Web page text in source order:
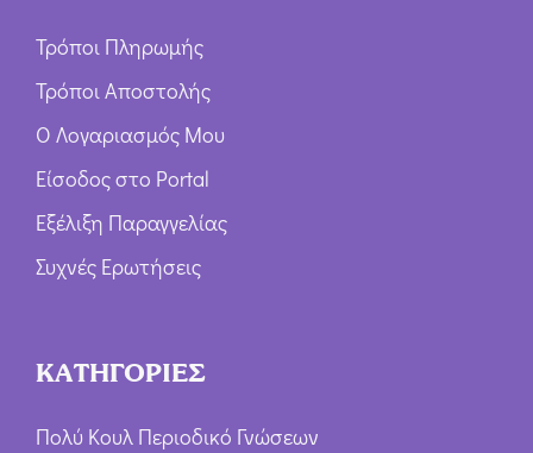
Τρόποι Πληρωμής
Τρόποι Αποστολής
Ο Λογαριασμός Μου
Είσοδος στο Portal
Εξέλιξη Παραγγελίας
Συχνές Ερωτήσεις
ΚΑΤΗΓΟΡΙΕΣ
Πολύ Κουλ Περιοδικό Γνώσεων